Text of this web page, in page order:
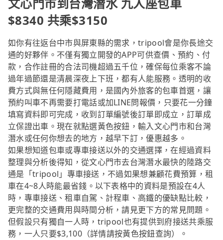
文心門市到台灣潛水 九人座包車
$8340 共乘$3150
如你有往返台中市與屏東縣的需求，tripool會是你長途交
通的好夥伴。不僅有獨立開發的APP可供查價、預約、付
款，合作註冊的合法司機超過五千位，確保每位乘客不論
過年過節還是清晨深夜上下班，都有人能服務。透明的收
費方式與無任何隱藏費用，是國內外旅客的包車首選，讓
預約叫車不再需要打電話或加LINE問報價，只要花一分鐘
填寫資料即可完成，收到訂單編號後訂單即成立，訂單成
立保證出車。現在就點選黃色按鈕，輸入文心門市和台灣
潛水或任何你想去的地方，越早下訂，優惠越多。
如果想知道包車或專車接送以外的交通選擇，在經過資料
整理與分析後得知，從文心門市去台灣潛水最快的陸路交
通是「tripool」專車接送，不過如果想兼顧花費預算，租
車在4~8人時能最省錢。以下表格中的資料是預設在4人
時，專車接送、租車自駕、計程車、高鐵的優缺點比較，
更完整的交通費用與時間分析，請見更下方的常見問題。
但假設只有獨自一人時，tripool也有提供到府接送共乘服
務，一人只要$3,100（詳情請按黃色按鈕查詢）。